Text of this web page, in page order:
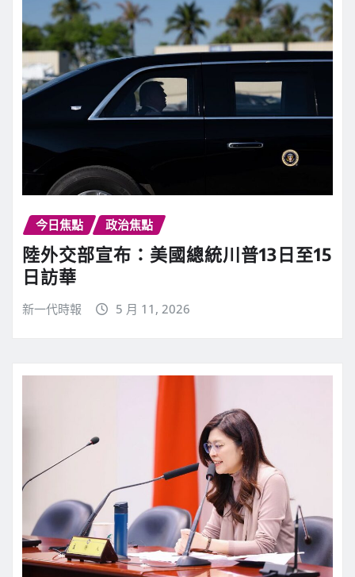
今日焦點 政治焦點
陸外交部宣布：美國總統川普13日至15
日訪華
新一代時報 5 月 11, 2026